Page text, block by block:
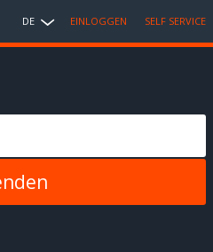
DE EINLOGGEN SELF SERVICE